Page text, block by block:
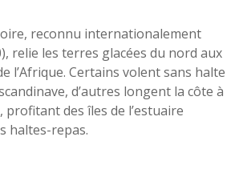
reconnu internationalement
relie les terres glacées du nord aux
l’Afrique. Certains volent sans halte
d’autres longent la côte à
profitant des îles de l’estuaire
haltes-repas.